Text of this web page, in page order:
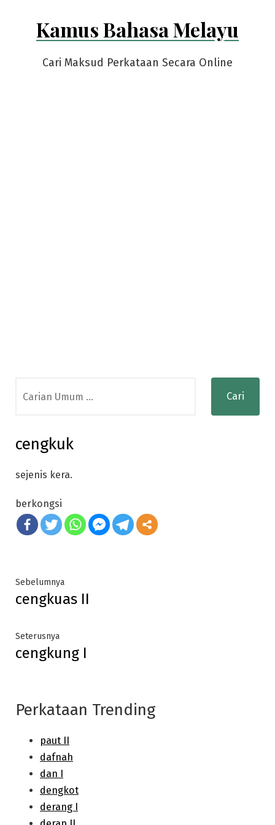
Kamus Bahasa Melayu
Cari Maksud Perkataan Secara Online
for:
cengkuk
sejenis kera.
berkongsi
Post
navigation
SebelumnyaPrevious
post:
cengkuas II
SeterusnyaNext
post:
cengkung I
Perkataan Trending